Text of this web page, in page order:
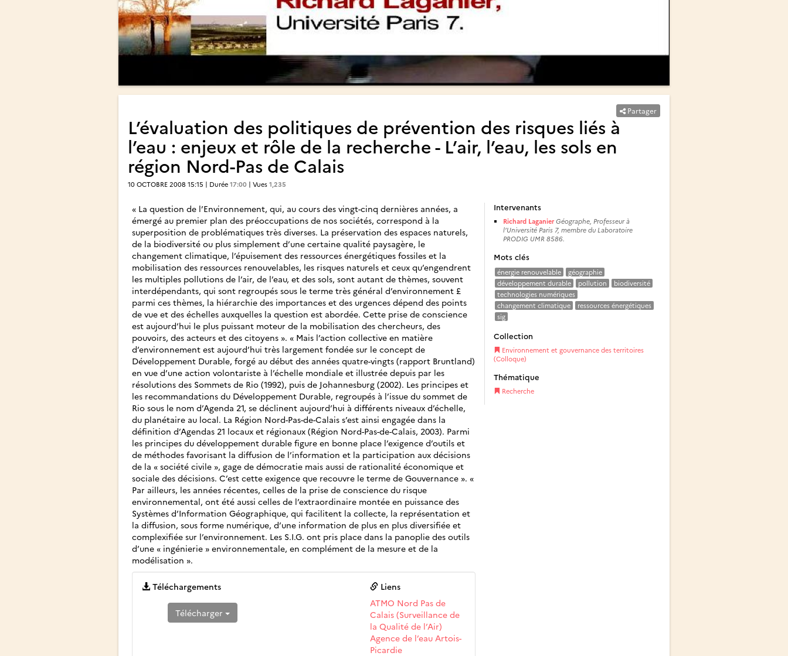
Partager
L’évaluation des politiques de prévention des risques liés à
l’eau : enjeux et rôle de la recherche - L’air, l’eau, les sols en
région Nord-Pas de Calais
10 OCTOBRE 2008 15:15 | Durée 17:00 | Vues 1,235
« La question de l’Environnement, qui, au cours des vingt-cinq dernières années, a
émergé au premier plan des préoccupations de nos sociétés, correspond à la
superposition de problématiques très diverses. La préservation des espaces naturels,
de la biodiversité ou plus simplement d’une certaine qualité paysagère, le
changement climatique, l’épuisement des ressources énergétiques fossiles et la
mobilisation des ressources renouvelables, les risques naturels et ceux qu’engendrent
les multiples pollutions de l’air, de l’eau, et des sols, sont autant de thèmes, souvent
interdépendants, qui sont regroupés sous le terme très général d’environnement £
parmi ces thèmes, la hiérarchie des importances et des urgences dépend des points
de vue et des échelles auxquelles la question est abordée. Cette prise de conscience
est aujourd’hui le plus puissant moteur de la mobilisation des chercheurs, des
pouvoirs, des acteurs et des citoyens ». « Mais l’action collective en matière
d’environnement est aujourd’hui très largement fondée sur le concept de
Développement Durable, forgé au début des années quatre-vingts (rapport Bruntland)
en vue d’une action volontariste à l’échelle mondiale et illustrée depuis par les
résolutions des Sommets de Rio (1992), puis de Johannesburg (2002). Les principes et
les recommandations du Développement Durable, regroupés à l’issue du sommet de
Rio sous le nom d’Agenda 21, se déclinent aujourd’hui à différents niveaux d’échelle,
du planétaire au local. La Région Nord-Pas-de-Calais s’est ainsi engagée dans la
définition d’Agendas 21 locaux et régionaux (Région Nord-Pas-de-Calais, 2003). Parmi
les principes du développement durable figure en bonne place l’exigence d’outils et
de méthodes favorisant la diffusion de l’information et la participation aux décisions
de la « société civile », gage de démocratie mais aussi de rationalité économique et
sociale des décisions. C’est cette exigence que recouvre le terme de Gouvernance ». «
Par ailleurs, les années récentes, celles de la prise de conscience du risque
environnemental, ont été aussi celles de l’extraordinaire montée en puissance des
Systèmes d’Information Géographique, qui facilitent la collecte, la représentation et
la diffusion, sous forme numérique, d’une information de plus en plus diversifiée et
complexifiée sur l’environnement. Les S.I.G. ont pris place dans la panoplie des outils
d’une « ingénierie » environnementale, en complément de la mesure et de la
modélisation ».
Téléchargements
Télécharger
Liens
ATMO Nord Pas de
Calais (Surveillance de
la Qualité de l’Air)
Agence de l’eau Artois-
Picardie
Intervenants
Richard Laganier Géographe, Professeur à
l’Université Paris 7, membre du Laboratoire
PRODIG UMR 8586.
Mots clés
énergie renouvelable
géographie
développement durable
pollution
biodiversité
technologies numériques
changement climatique
ressources énergétiques
sig
Collection
Environnement et gouvernance des territoires
(Colloque)
Thématique
Recherche